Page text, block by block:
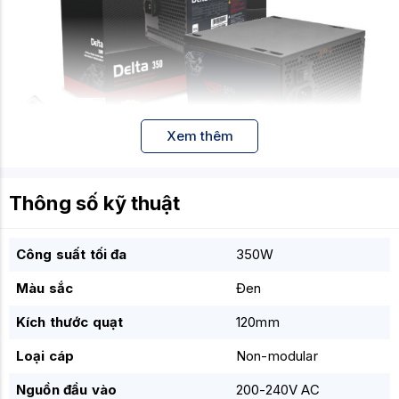
⚙️ Tính năng & thông số kỹ thuật
nguồn:
Công suất danh định 350 W
Điện áp đầu vào 200 – 240 V AC, 5 A, 50-60 Hz
Kích thước 165 × 150 × 86 mm (ATX form)
Xem thêm
Thông số kỹ thuật
Công suất tối đa
350W
Màu sắc
Đen
Kích thước quạt
120mm
Loại cáp
Non-modular
Nguồn đầu vào
200-240V AC